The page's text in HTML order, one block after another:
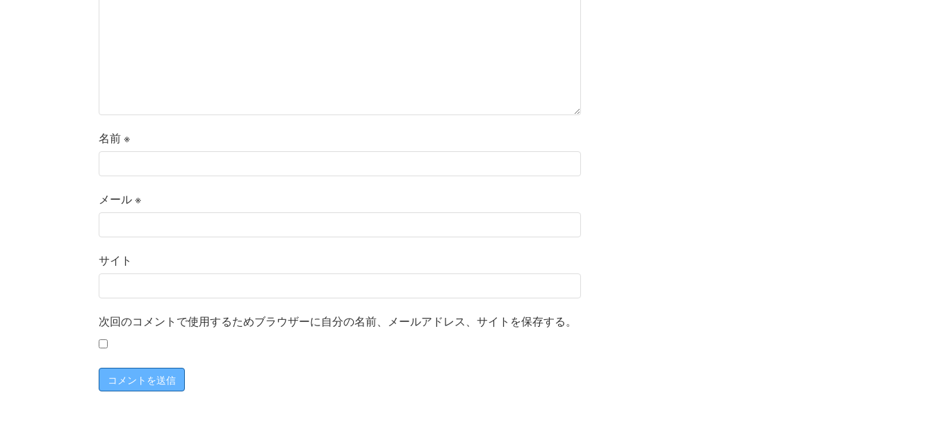
名前※
メール※
サイト
次回のコメントで使用するためブラウザーに自分の名前、メールアドレス、サイトを保存する。